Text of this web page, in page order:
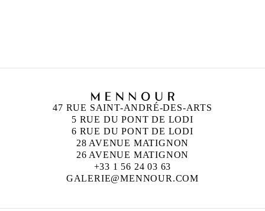
47 RUE SAINT-ANDRÉ-DES-ARTS
5 RUE DU PONT DE LODI
6 RUE DU PONT DE LODI
28 AVENUE MATIGNON
26 AVENUE MATIGNON
+33 1 56 24 03 63
GALERIE@MENNOUR.COM